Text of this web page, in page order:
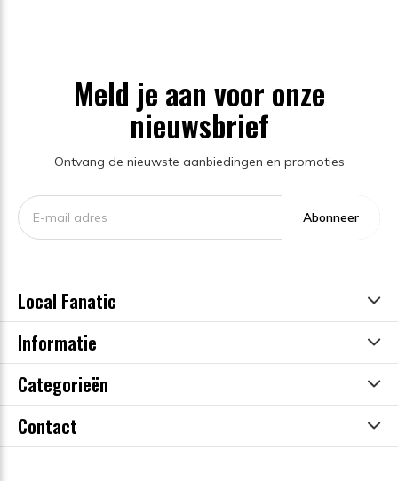
Meld je aan voor onze
nieuwsbrief
Ontvang de nieuwste aanbiedingen en promoties
Abonneer
Local Fanatic
Informatie
Categorieën
Contact